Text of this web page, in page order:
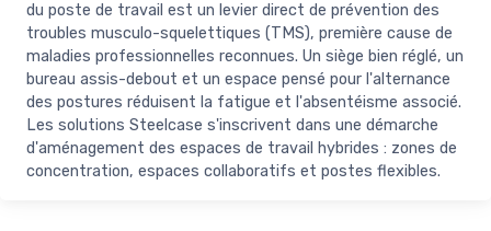
du poste de travail est un levier direct de prévention des
troubles musculo-squelettiques (TMS), première cause de
maladies professionnelles reconnues. Un siège bien réglé, un
bureau assis-debout et un espace pensé pour l'alternance
des postures réduisent la fatigue et l'absentéisme associé.
Les solutions Steelcase s'inscrivent dans une démarche
d'aménagement des espaces de travail hybrides : zones de
concentration, espaces collaboratifs et postes flexibles.